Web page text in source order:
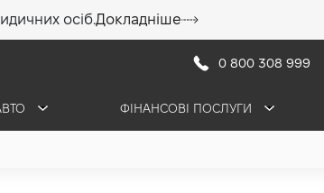
осіб.Докладніше
0 800 308 999
ФІНАНСОВІ ПОСЛУГИ